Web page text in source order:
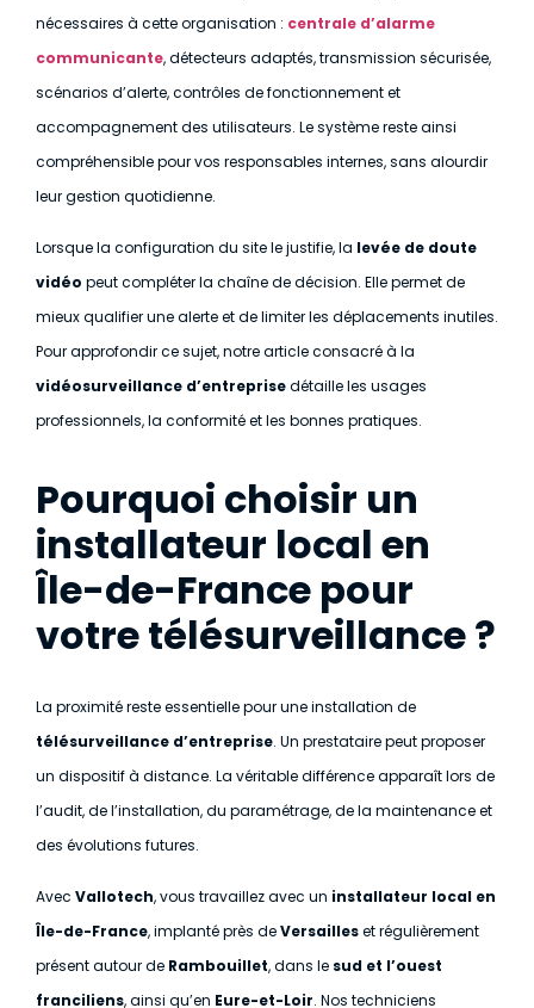
nécessaires à cette organisation : centrale d’alarme
communicante, détecteurs adaptés, transmission sécurisée,
scénarios d’alerte, contrôles de fonctionnement et
accompagnement des utilisateurs. Le système reste ainsi
compréhensible pour vos responsables internes, sans alourdir
leur gestion quotidienne.
Lorsque la configuration du site le justifie, la levée de doute
vidéo peut compléter la chaîne de décision. Elle permet de
mieux qualifier une alerte et de limiter les déplacements inutiles.
Pour approfondir ce sujet, notre article consacré à la
vidéosurveillance d’entreprisedétaille les usages
professionnels, la conformité et les bonnes pratiques.
Pourquoi choisir un
installateur local en
Île-de-France pour
votre télésurveillance ?
La proximité reste essentielle pour une installation de
télésurveillance d’entreprise. Un prestataire peut proposer
un dispositif à distance. La véritable différence apparaît lors de
l’audit, de l’installation, du paramétrage, de la maintenance et
des évolutions futures.
Avec Vallotech, vous travaillez avec un installateur local en
Île-de-France, implanté près deVersailleset régulièrement
présent autour de Rambouillet, dans le sud et l’ouest
franciliens, ainsi qu’en Eure-et-Loir. Nos techniciens